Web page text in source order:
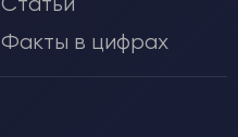
Факты в цифрах